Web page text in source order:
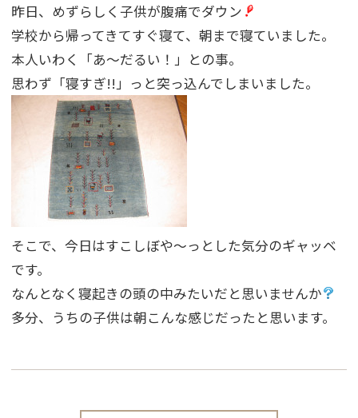
昨日、めずらしく子供が腹痛でダウン
学校から帰ってきてすぐ寝て、朝まで寝ていました。
本人いわく「あ〜だるい！」との事。
思わず「寝すぎ!!」っと突っ込んでしまいました。
そこで、今日はすこしぼや〜っとした気分のギャッベ
です。
なんとなく寝起きの頭の中みたいだと思いませんか
多分、うちの子供は朝こんな感じだったと思います。